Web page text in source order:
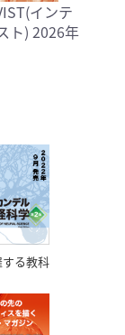
インテ
ト) 2026年
る教科